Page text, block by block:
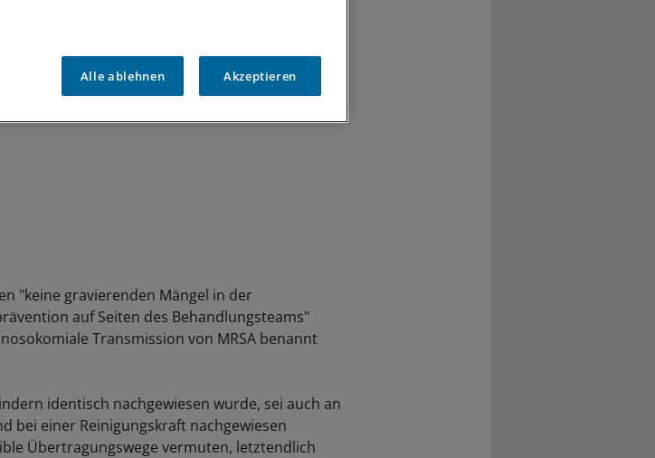
"keine gravierenden Mängel in der
auf Seiten des Behandlungsteams"
Transmission von MRSA benannt
identisch nachgewiesen wurde, sei auch an
bei einer Reinigungskraft nachgewiesen
Übertragungswege vermuten, letztendlich
Alle ablehnen Akzeptieren